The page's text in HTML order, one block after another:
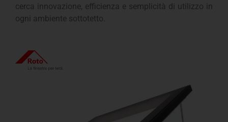
cerca innovazione, efficienza e semplicità di utilizzo in
ogni ambiente sottotetto.